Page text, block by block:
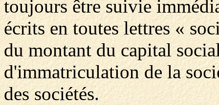
toujours être suivie
écrits en toutes lettres «
du montant du capital
d'immatriculation de la
des sociétés.